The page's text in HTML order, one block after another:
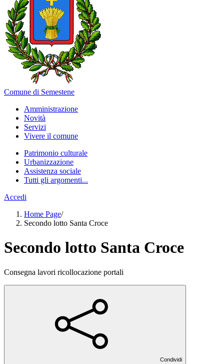
Comune di Semestene
Amministrazione
Novità
Servizi
Vivere il comune
Patrimonio culturale
Urbanizzazione
Assistenza sociale
Tutti gli argomenti...
Accedi
Home Page/
Secondo lotto Santa Croce
Secondo lotto Santa Croce
Consegna lavori ricollocazione portali
Condividi